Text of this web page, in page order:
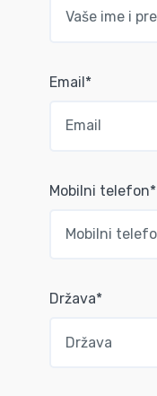
Email*
Mobilni telefon*
Država*